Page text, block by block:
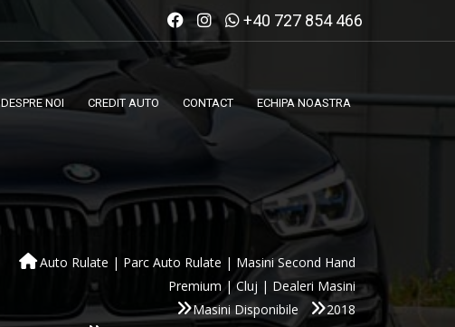
+40 727 854 466
DESPRE NOI CREDIT AUTO CONTACT ECHIPA NOASTRA
Auto Rulate | Parc Auto Rulate | Masini Second Hand
Premium | Cluj | Dealeri Masini
Masini Disponibile
2018